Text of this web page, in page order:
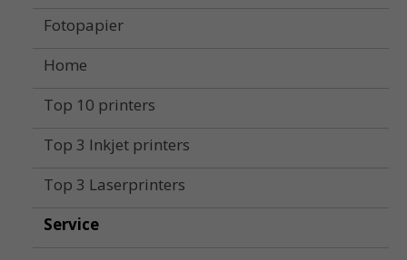
Fotopapier
Home
Top 10 printers
Top 3 Inkjet printers
Top 3 Laserprinters
Service